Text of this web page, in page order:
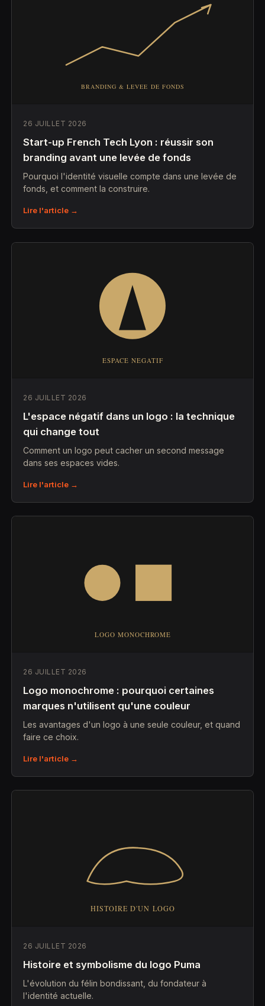
26 JUILLET 2026
Start-up French Tech Lyon : réussir son
branding avant une levée de fonds
Pourquoi l'identité visuelle compte dans une levée de
fonds, et comment la construire.
Lire l'article →
26 JUILLET 2026
L'espace négatif dans un logo : la technique
qui change tout
Comment un logo peut cacher un second message
dans ses espaces vides.
Lire l'article →
26 JUILLET 2026
Logo monochrome : pourquoi certaines
marques n'utilisent qu'une couleur
Les avantages d'un logo à une seule couleur, et quand
faire ce choix.
Lire l'article →
26 JUILLET 2026
Histoire et symbolisme du logo Puma
L'évolution du félin bondissant, du fondateur à
l'identité actuelle.